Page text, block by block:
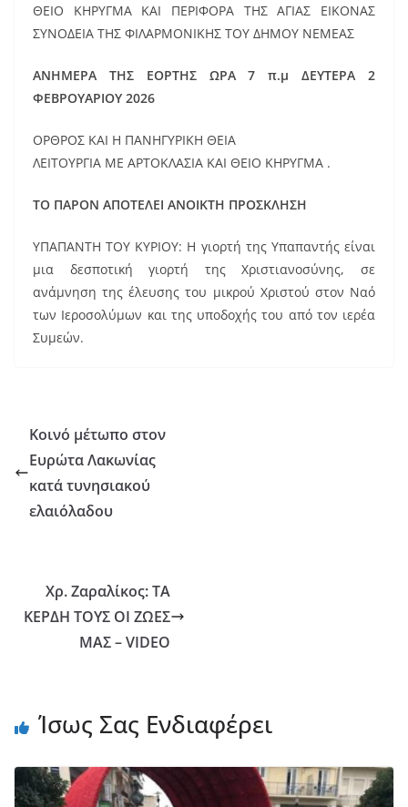
ΘΕΙΟ ΚΗΡΥΓΜΑ ΚΑΙ ΠΕΡΙΦΟΡΑ ΤΗΣ ΑΓΙΑΣ ΕΙΚΟΝΑΣ
ΣΥΝΟΔΕΙΑ ΤΗΣ ΦΙΛΑΡΜΟΝΙΚΗΣ ΤΟΥ ΔΗΜΟΥ ΝΕΜΕΑΣ
ΑΝΗΜΕΡΑ ΤΗΣ ΕΟΡΤΗΣ ΩΡΑ 7 π.μ ΔΕΥΤΕΡΑ 2
ΦΕΒΡΟΥΑΡΙΟΥ 2026
ΟΡΘΡΟΣ ΚΑΙ Η ΠΑΝΗΓΥΡΙΚΗ ΘΕΙΑ
ΛΕΙΤΟΥΡΓΙΑ ΜΕ ΑΡΤΟΚΛΑΣΙΑ ΚΑΙ ΘΕΙΟ ΚΗΡΥΓΜΑ .
ΤΟ ΠΑΡΟΝ ΑΠΟΤΕΛΕΙ ΑΝΟΙΚΤΗ ΠΡΟΣΚΛΗΣΗ
ΥΠΑΠΑΝΤΗ ΤΟΥ ΚΥΡΙΟΥ: Η γιορτή της Υπαπαντής είναι
μια δεσποτική γιορτή της Χριστιανοσύνης, σε
ανάμνηση της έλευσης του μικρού Χριστού στον Ναό
των Ιεροσολύμων και της υποδοχής του από τον ιερέα
Συμεών.
Κοινό μέτωπο στον
Ευρώτα Λακωνίας
κατά τυνησιακού
ελαιόλαδου
Χρ. Ζαραλίκος: ΤΑ
ΚΕΡΔΗ ΤΟΥΣ ΟΙ ΖΩΕΣ
ΜΑΣ – VIDEO
Ίσως Σας Ενδιαφέρει